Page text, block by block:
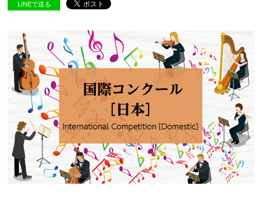
LINEで送る